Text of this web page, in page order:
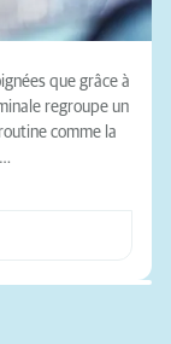
que grâce à
regroupe un
comme la